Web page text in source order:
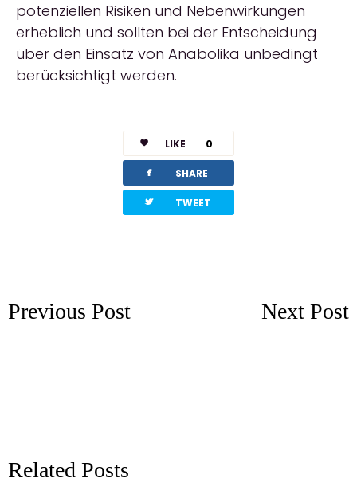
potenziellen Risiken und Nebenwirkungen
erheblich und sollten bei der Entscheidung
über den Einsatz von Anabolika unbedingt
berücksichtigt werden.
LIKE 0
facebook SHARE
twitterbird TWEET
Previous Post Next Post
Related Posts